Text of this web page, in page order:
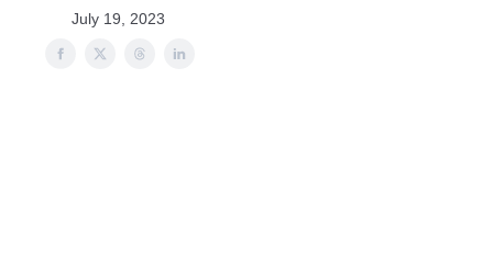
July 19, 2023